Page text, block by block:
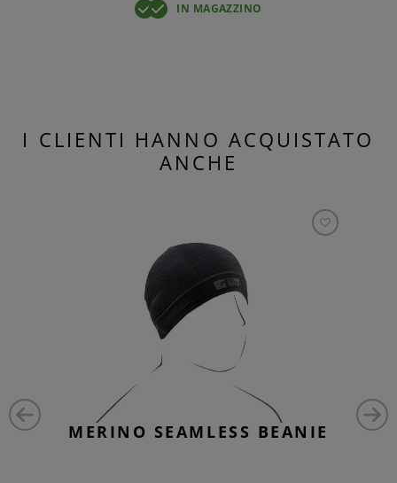
IN MAGAZZINO
I CLIENTI HANNO ACQUISTATO
ANCHE
MERINO SEAMLESS BEANIE